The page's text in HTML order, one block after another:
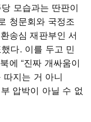
모습과는 딴판이
청문회와 국정조
송심 재판부인 서
다. 이를 두고 민
에 “진짜 개싸움이
따지는 거 아니
압박이 아닐 수 없